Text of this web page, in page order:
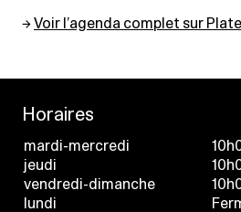
→Voir l’agenda complet sur
Horaires
mardi-mercredi
jeudi
vendredi-dimanche
lundi